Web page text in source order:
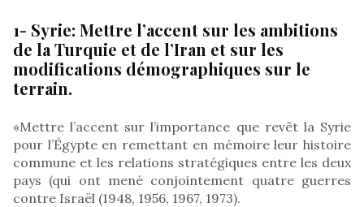
1- Syrie: Mettre l’accent sur les ambitions
de la Turquie et de l’Iran et sur les
modifications démographiques sur le
terrain.
«Mettre l’accent sur l’importance que revêt la Syrie
pour l’Égypte en remettant en mémoire leur histoire
commune et les relations stratégiques entre les deux
pays (qui ont mené conjointement quatre guerres
contre Israël (1948, 1956, 1967, 1973).